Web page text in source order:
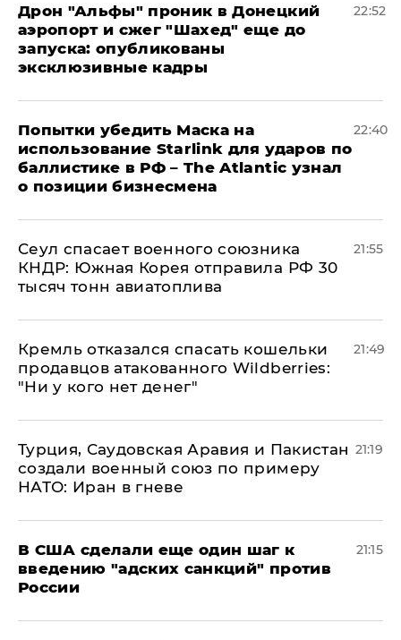
Дрон "Альфы" проник в Донецкий
аэропорт и сжег "Шахед" еще до
запуска: опубликованы
эксклюзивные кадры
22:52
Попытки убедить Маска на
использование Starlink для ударов по
баллистике в РФ – The Atlantic узнал
о позиции бизнесмена
22:40
​Сеул спасает военного союзника
КНДР: Южная Корея отправила РФ 30
тысяч тонн авиатоплива
21:55
Кремль отказался спасать кошельки
продавцов атакованного Wildberries:
"Ни у кого нет денег"
21:49
Турция, Саудовская Аравия и Пакистан
создали военный союз по примеру
НАТО: Иран в гневе
21:19
В США сделали еще один шаг к
введению "адских санкций" против
России
21:15